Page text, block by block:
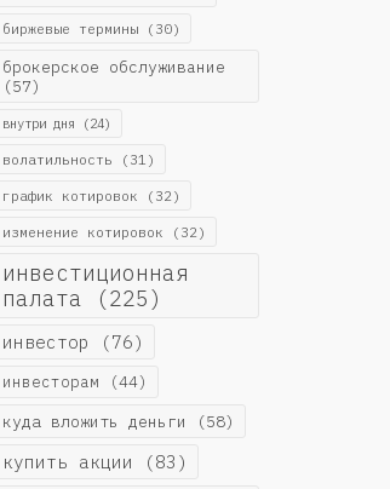
биржевые термины(30)
брокерское обслуживание
(57)
внутри дня (24)
волатильность (31)
график котировок (32)
изменение котировок (32)
инвестиционная
палата (225)
инвестор (76)
инвесторам (44)
куда вложить деньги (58)
купить акции (83)